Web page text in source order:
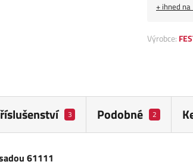
+ ihned
Výrobce:
3 Podobné 2
61111